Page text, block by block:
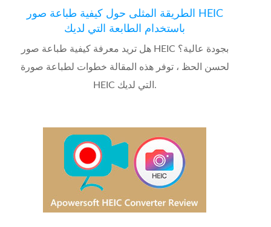
الطريقة المثلى حول كيفية طباعة صور HEIC
باستخدام الطابعة التي لديك
هل تريد معرفة كيفية طباعة صور HEIC بجودة عالية؟
لحسن الحظ ، توفر هذه المقالة خطوات لطباعة صورة
HEIC التي لديك.